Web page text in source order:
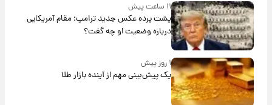
۱۱ ساعت پیش
پشت پرده عکس جدید ترامپ؛ مقام آمریکایی
درباره وضعیت او چه گفت؟
۱ روز پیش
یک پیش‌بینی مهم از آینده بازار طلا